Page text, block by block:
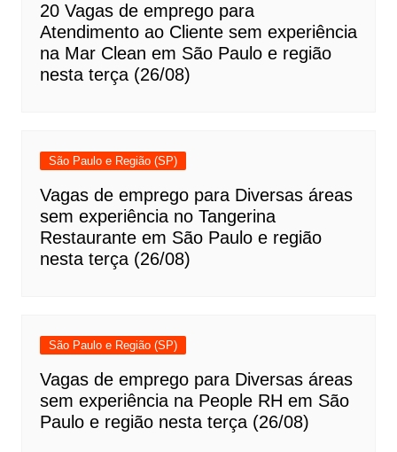
20 Vagas de emprego para
Atendimento ao Cliente sem experiência
na Mar Clean em São Paulo e região
nesta terça (26/08)
São Paulo e Região (SP)
Vagas de emprego para Diversas áreas
sem experiência no Tangerina
Restaurante em São Paulo e região
nesta terça (26/08)
São Paulo e Região (SP)
Vagas de emprego para Diversas áreas
sem experiência na People RH em São
Paulo e região nesta terça (26/08)